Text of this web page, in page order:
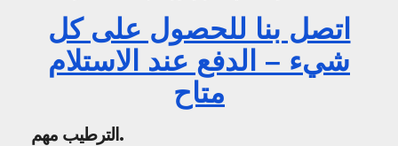
اتصل بنا للحصول على كل
شيء – الدفع عند الاستلام
متاح
الترطيب مهم.